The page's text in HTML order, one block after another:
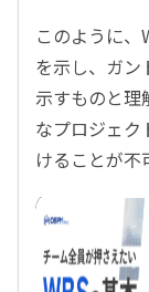
このように、
を示し、ガン
示すものと理
なプロジェク
けることが不